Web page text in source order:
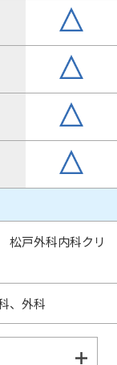
戸外科内科クリ
、外科